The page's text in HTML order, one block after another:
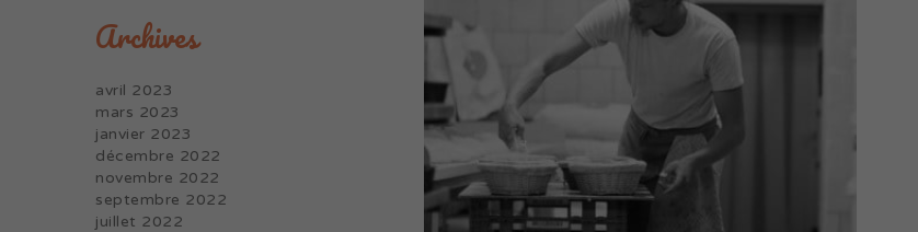
Archives
avril 2023
mars 2023
janvier 2023
décembre 2022
novembre 2022
septembre 2022
juillet 2022